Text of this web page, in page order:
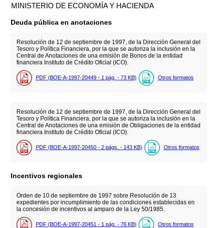
MINISTERIO DE ECONOMÍA Y HACIENDA
Deuda pública en anotaciones
Resolución de 12 de septiembre de 1997, de la Dirección General del
Tesoro y Política Financiera, por la que se autoriza la inclusión en la
Central de Anotaciones de una emisión de Bonos de la entidad
financiera Instituto de Crédito Oficial (ICO).
PDF (BOE-A-1997-20449 - 1 pág. - 73 KB) Otros formatos
Resolución de 12 de septiembre de 1997, de la Dirección General del
Tesoro y Política Financiera, por la que se autoriza la inclusión en la
Central de Anotaciones de una emisión de Obligaciones de la entidad
financiera Instituto de Crédito Oficial (ICO).
PDF (BOE-A-1997-20450 - 2 págs. - 143 KB) Otros formatos
Incentivos regionales
Orden de 10 de septiembre de 1997 sobre Resolución de 13
expedientes por incumplimiento de las condiciones establecidas en
la concesión de incentivos al amparo de la Ley 50/1985.
PDF (BOE-A-1997-20451 - 1 pág. - 76 KB) Otros formatos